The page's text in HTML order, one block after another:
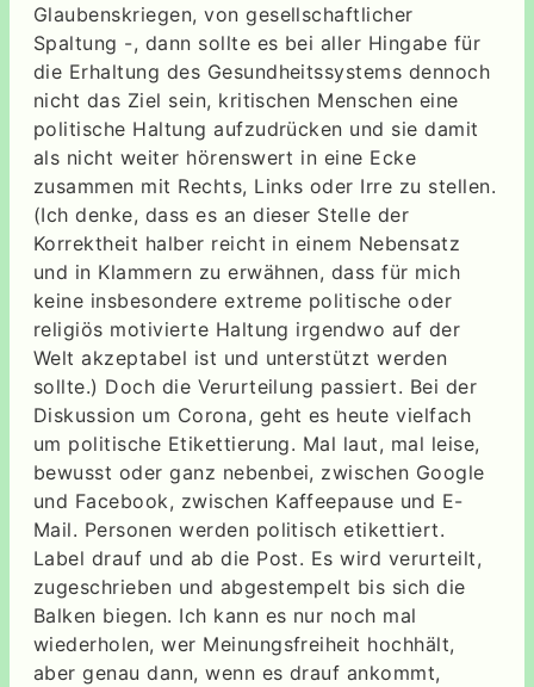
Glaubenskriegen, von gesellschaftlicher
Spaltung -, dann sollte es bei aller Hingabe für
die Erhaltung des Gesundheitssystems dennoch
nicht das Ziel sein, kritischen Menschen eine
politische Haltung aufzudrücken und sie damit
als nicht weiter hörenswert in eine Ecke
zusammen mit Rechts, Links oder Irre zu stellen.
(Ich denke, dass es an dieser Stelle der
Korrektheit halber reicht in einem Nebensatz
und in Klammern zu erwähnen, dass für mich
keine insbesondere extreme politische oder
religiös motivierte Haltung irgendwo auf der
Welt akzeptabel ist und unterstützt werden
sollte.) Doch die Verurteilung passiert. Bei der
Diskussion um Corona, geht es heute vielfach
um politische Etikettierung. Mal laut, mal leise,
bewusst oder ganz nebenbei, zwischen Google
und Facebook, zwischen Kaffeepause und E-
Mail. Personen werden politisch etikettiert.
Label drauf und ab die Post. Es wird verurteilt,
zugeschrieben und abgestempelt bis sich die
Balken biegen. Ich kann es nur noch mal
wiederholen, wer Meinungsfreiheit hochhält,
aber genau dann, wenn es drauf ankommt,